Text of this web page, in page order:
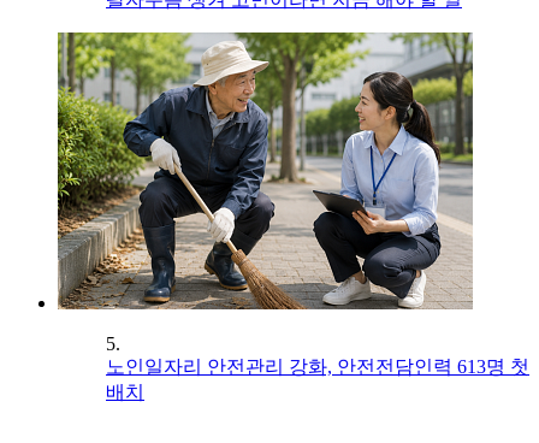
5.
노인일자리 안전관리 강화, 안전전담인력 613명 첫
배치